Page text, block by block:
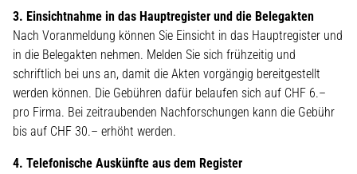
3. Einsichtnahme in das Hauptregister und die Belegakten
Nach Voranmeldung können Sie Einsicht in das Hauptregister und
in die Belegakten nehmen. Melden Sie sich frühzeitig und
schriftlich bei uns an, damit die Akten vorgängig bereitgestellt
werden können. Die Gebühren dafür belaufen sich auf CHF 6.–
pro Firma. Bei zeitraubenden Nachforschungen kann die Gebühr
bis auf CHF 30.– erhöht werden.
4. Telefonische Auskünfte aus dem Register